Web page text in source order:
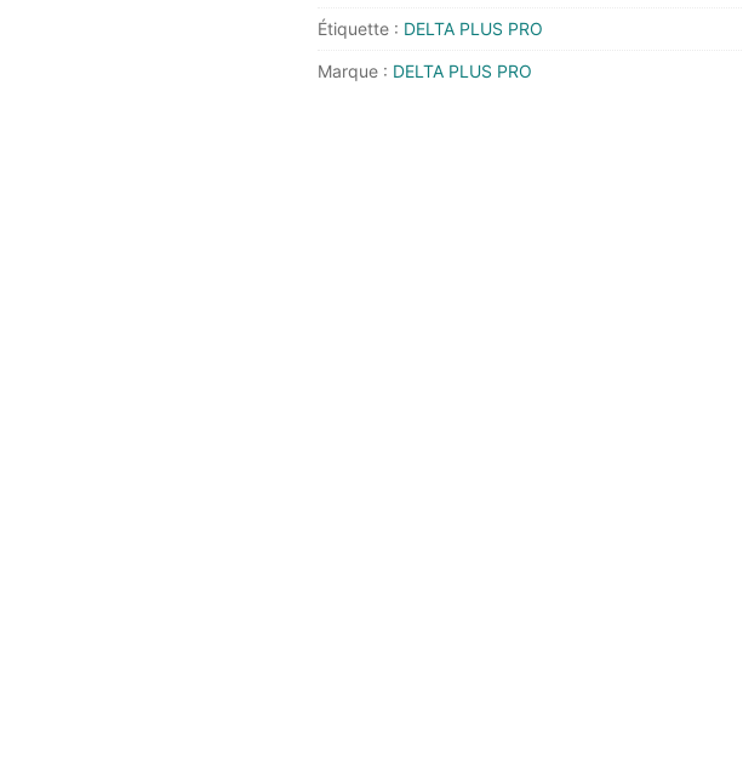
NOIR
-
Étiquette : DELTA PLUS PRO
Marque : DELTA PLUS PRO